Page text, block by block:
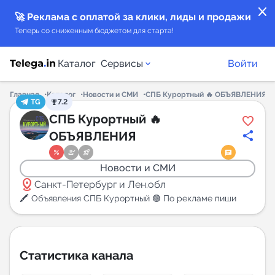
close
🚀 Реклама с оплатой за клики, лиды и продажи
Теперь со сниженным бюджетом для старта!
Каталог Сервисы
Каталог каналов
Каталог ботов
Горящие предложения
New
Аналитика MAX каналов
Войти
Главная Каталог Новости и СМИ
СПБ Курортный 🔥 ОБЪЯВЛЕНИЯ
TG
7.2
СПБ Курортный 🔥
ОБЪЯВЛЕНИЯ
Новости и СМИ
distance Санкт-Петербург и Лен.обл
🖍 Объявления СПБ Курортный 🟢 По рекламе пиши
Статистика канала